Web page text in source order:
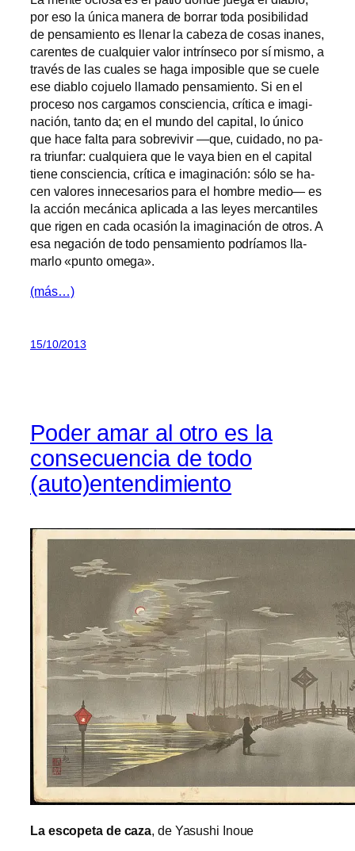
por eso la úni­ca ma­ne­ra de bo­rrar to­da po­si­bi­li­dad
de pen­sa­mien­to es lle­nar la ca­be­za de co­sas inanes,
ca­ren­tes de cual­quier va­lor in­trín­se­co por sí mis­mo, a
tra­vés de las cua­les se ha­ga im­po­si­ble que se cue­le
ese dia­blo co­jue­lo lla­ma­do pen­sa­mien­to. Si en el
pro­ce­so nos car­ga­mos cons­cien­cia, crí­ti­ca e ima­gi­
na­ción, tan­to da; en el mun­do del ca­pi­tal, lo úni­co
que ha­ce fal­ta pa­ra so­bre­vi­vir —que, cui­da­do, no pa­
ra triun­far: cual­quie­ra que le va­ya bien en el ca­pi­tal
tie­ne cons­cien­cia, crí­ti­ca e ima­gi­na­ción: só­lo se ha­
cen va­lo­res in­ne­ce­sa­rios pa­ra el hom­bre me­dio— es
la ac­ción me­cá­ni­ca apli­ca­da a las le­yes mer­can­ti­les
que ri­gen en ca­da oca­sión la ima­gi­na­ción de otros. A
esa ne­ga­ción de to­do pen­sa­mien­to po­dría­mos lla­
mar­lo «pun­to omega».
(más…)
15/10/2013
Poder amar al otro es la
consecuencia de todo
(auto)entendimiento
La es­co­pe­ta de ca­za, de Yasushi Inoue